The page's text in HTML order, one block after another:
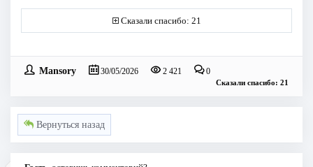
Сказали спасибо: 21
Mansory 30/05/2026 2 421 0
Сказали спасибо: 21
Вернуться назад